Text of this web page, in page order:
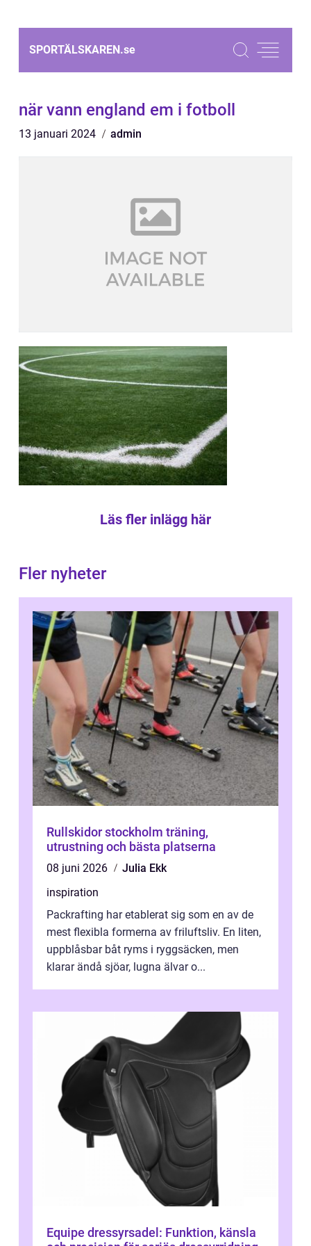
SPORTÄLSKAREN.se
när vann england em i fotboll
13 januari 2024 admin
Läs fler inlägg här
Fler nyheter
Rullskidor stockholm träning,
utrustning och bästa platserna
08 juni 2026
Julia Ekk
inspiration
Packrafting har etablerat sig som en av de
mest flexibla formerna av friluftsliv. En liten,
uppblåsbar båt ryms i ryggsäcken, men
klarar ändå sjöar, lugna älvar o...
Equipe dressyrsadel: Funktion, känsla